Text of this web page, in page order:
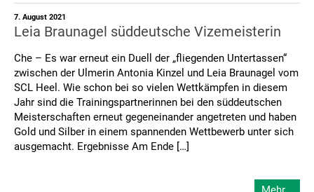
7. August 2021
Leia Braunagel süddeutsche Vizemeisterin
Che – Es war erneut ein Duell der „fliegenden Untertassen“
zwischen der Ulmerin Antonia Kinzel und Leia Braunagel vom
SCL Heel. Wie schon bei so vielen Wettkämpfen in diesem
Jahr sind die Trainingspartnerinnen bei den süddeutschen
Meisterschaften erneut gegeneinander angetreten und haben
Gold und Silber in einem spannenden Wettbewerb unter sich
ausgemacht. Ergebnisse Am Ende […]